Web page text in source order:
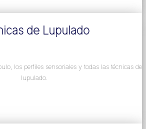
de Lupulado
los perfiles sensoriales y todas las técnicas de
lupulado.